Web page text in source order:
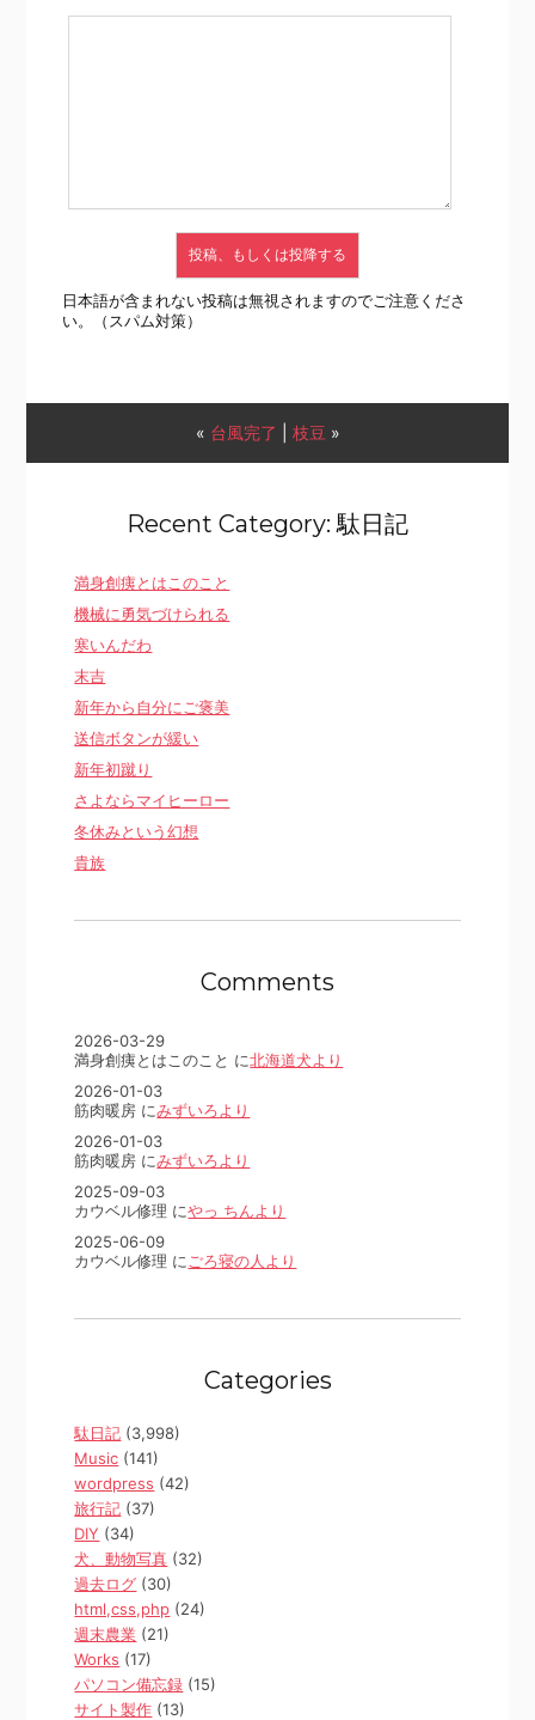
日本語が含まれない投稿は無視されますのでご注意くださ
い。（スパム対策）
« 台風完了 枝豆 »
Recent Category: 駄日記
満身創痍とはこのこと
機械に勇気づけられる
寒いんだわ
末吉
新年から自分にご褒美
送信ボタンが緩い
新年初蹴り
さよならマイヒーロー
冬休みという幻想
貴族
Comments
2026-03-29
満身創痍とはこのこと に北海道犬より
2026-01-03
筋肉暖房 にみずいろより
2026-01-03
筋肉暖房 にみずいろより
2025-09-03
カウベル修理 にやっ ちんより
2025-06-09
カウベル修理 に ごろ寝の人より
Categories
駄日記 (3,998)
Music (141)
wordpress (42)
旅行記 (37)
DIY (34)
犬、動物写真 (32)
過去ログ (30)
html,css,php (24)
週末農業 (21)
Works (17)
パソコン備忘録 (15)
サイト製作 (13)